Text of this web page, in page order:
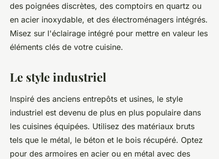
des poignées discrètes, des comptoirs en quartz ou
en acier inoxydable, et des électroménagers intégrés.
Misez sur l'éclairage intégré pour mettre en valeur les
éléments clés de votre cuisine.
Le style industriel
Inspiré des anciens entrepôts et usines, le style
industriel est devenu de plus en plus populaire dans
les cuisines équipées. Utilisez des matériaux bruts
tels que le métal, le béton et le bois récupéré. Optez
pour des armoires en acier ou en métal avec des